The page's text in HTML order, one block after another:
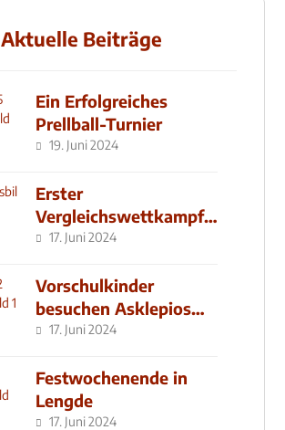
Aktuelle Beiträge
Ein Erfolgreiches
Prellball-Turnier
19. Juni 2024
Erster
Vergleichswettkampf
seit 2019
17. Juni 2024
Vorschulkinder
besuchen Asklepios
Klinik
17. Juni 2024
Festwochenende in
Lengde
17. Juni 2024